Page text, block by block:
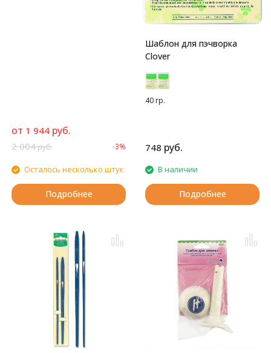
от 1 944 руб.
2 004руб. -3%
Осталось несколько штук
Подробнее
Шаблон для пэчворка
Clover
40 гр.
748 руб.
В наличии
Подробнее